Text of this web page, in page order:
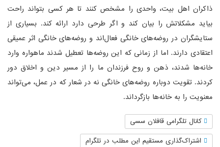
ذاکران اهل بیت، واحدی را مشخص کنند تا هر کسی بتواند راحت
بیاید مشکلاتش را بیان کند و اگر طرحی دارد ارائه کند. بسیاری از
ستایشگران در روضه‌های خانگی فعال‌اند و روضه‌های خانگی اثر عمیقی
اعتقادی دارند. اما از زمانی که این روضه‌ها تعطیل شدند ماهواره وارد
خانه‌ها شدند، ذهن و روح فرزندان ما را از مسیر دین و اخلاق دور
کردند. تقویت دوباره روضه‌های خانگی نه در شعار که در عمل، می‌تواند
معنویت را به خانه‌ها بازگرداند.
کانال تلگرامی قافلان سسی
اشتراک‌گذاری مستقیم این مطلب در تلگرام